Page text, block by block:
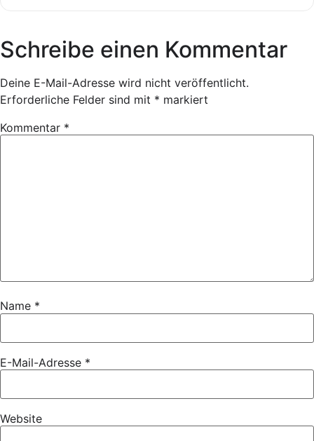
Schreibe einen Kommentar
Deine E-Mail-Adresse wird nicht veröffentlicht.
Erforderliche Felder sind mit * markiert
Kommentar *
Name *
E-Mail-Adresse *
Website